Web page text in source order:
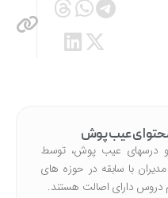
عیب پوش
عیب پوش، توسط
با سابقه در حوزه های
دارای اصالت هستند.